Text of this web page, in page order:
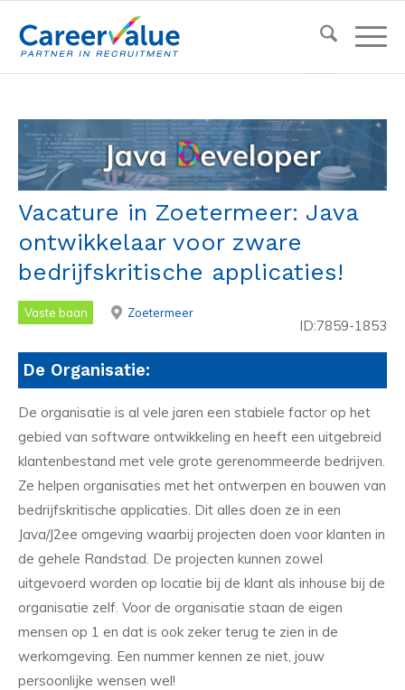
Vacature in Zoetermeer: Java
ontwikkelaar voor zware
bedrijfskritische applicaties!
Vaste baan Zoetermeer
ID:7859-1853
De Organisatie:
De organisatie is al vele jaren een stabiele factor op het
gebied van software ontwikkeling en heeft een uitgebreid
klantenbestand met vele grote gerenommeerde bedrijven.
Ze helpen organisaties met het ontwerpen en bouwen van
bedrijfskritische applicaties. Dit alles doen ze in een
Java/J2ee omgeving waarbij projecten doen voor klanten in
de gehele Randstad. De projecten kunnen zowel
uitgevoerd worden op locatie bij de klant als inhouse bij de
organisatie zelf. Voor de organisatie staan de eigen
mensen op 1 en dat is ook zeker terug te zien in de
werkomgeving. Een nummer kennen ze niet, jouw
persoonlijke wensen wel!